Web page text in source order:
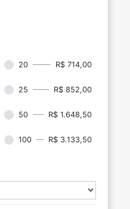
20 R$ 714,00
25 R$ 852,00
50 R$ 1.648,50
100 R$ 3.133,50